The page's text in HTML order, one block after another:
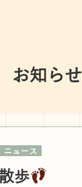
お知らせ
ニュース
歩